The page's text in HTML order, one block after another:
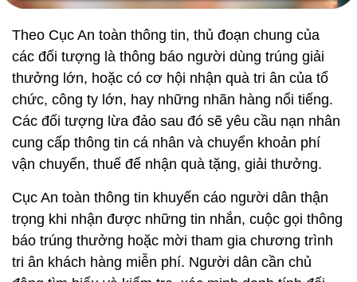
Theo Cục An toàn thông tin, thủ đoạn chung của
các đối tượng là thông báo người dùng trúng giải
thưởng lớn, hoặc có cơ hội nhận quà tri ân của tổ
chức, công ty lớn, hay những nhãn hàng nổi tiếng.
Các đối tượng lừa đảo sau đó sẽ yêu cầu nạn nhân
cung cấp thông tin cá nhân và chuyển khoản phí
vận chuyển, thuế để nhận quà tặng, giải thưởng.
Cục An toàn thông tin khuyến cáo người dân thận
trọng khi nhận được những tin nhắn, cuộc gọi thông
báo trúng thưởng hoặc mời tham gia chương trình
tri ân khách hàng miễn phí. Người dân cần chủ